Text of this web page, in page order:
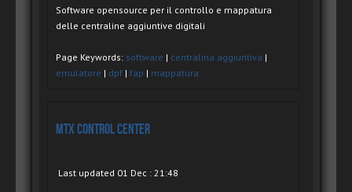
Software opensource per il controllo e mappatura
delle centraline aggiuntive digitali
Page Keywords: software | centralina aggiuntiva |
emulatore | dpf | fap | mappatura
MTX Control Center
Last updated 01 Dec : 21:48